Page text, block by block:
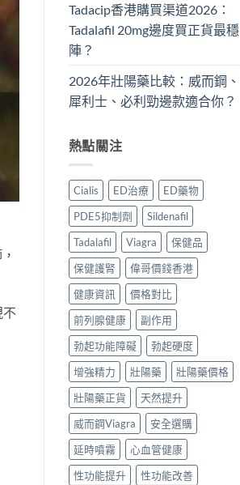
Tadacip香港購買渠道2026：
Tadalafil 20mg邊度買正貨最穩
陣？
2026年壯陽藥比較：威而鋼、
犀利士、必利勁邊款適合你？
熱點關注
Cialis ED治療
ED藥物
PDE5抑制劑
Sildenafil
Tadalafil
Viagra
保健品
保健護腎
偉哥價錢香港
健康資訊
價格對比
前列腺健康
副作用
勃起功能障礙
勃起硬度
增強精力
壯陽藥
壯陽藥價格
壯陽藥正貨
天然提升
威而鋼Viagra
安全選購
延時噴霧
心血管健康
性功能提升
性功能改善